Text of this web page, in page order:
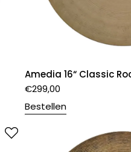
Amedia 16“ Classic
€299,00
Bestellen